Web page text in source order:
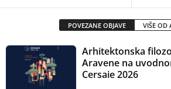
POVEZANE OBJAVE VIŠE OD
Arhitektonska
Aravene na
Cersaie 2026